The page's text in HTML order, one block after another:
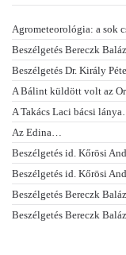
Agrometeorológia: a sok
Beszélgetés Bereczk
Beszélgetés Dr. Király
A Bálint küldött volt az
A Takács Laci bácsi
Az Edina…
Beszélgetés id. Kőrösi
Beszélgetés id. Kőrösi
Beszélgetés Bereczk
Beszélgetés Bereczk